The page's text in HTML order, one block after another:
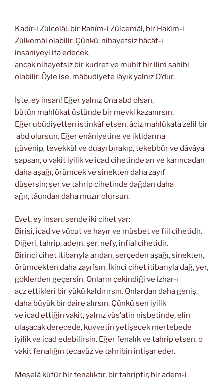
Kadîr-i Zülcelâl, bir Rahîm-i Zülcemâl, bir Hakîm-i
Zülkemâl olabilir. Çünkü, nihayetsiz hâcât-ı
insaniyeyi ifa edecek,
ancak nihayetsiz bir kudret ve muhit bir ilim sahibi
olabilir. Öyle ise, mâbudiyete lâyık yalnız O’dur.
İşte, ey insan! Eğer yalnız Ona abd olsan,
bütün mahlûkat üstünde bir mevki kazanırsın.
Eğer ubûdiyetten istinkâf etsen, âciz mahlûkata zelil bir
abd olursun. Eğer enâniyetine ve iktidarına
güvenip, tevekkül ve duayı bırakıp, tekebbür ve dâvâya
sapsan, o vakit iyilik ve icad cihetinde arı ve karıncadan
daha aşağı, örümcek ve sinekten daha zayıf
düşersin; şer ve tahrip cihetinde dağdan daha
ağır, tâundan daha muzır olursun.
Evet, ey insan, sende iki cihet var:
Birisi, icad ve vücut ve hayır ve müsbet ve fiil cihetidir.
Diğeri, tahrip, adem, şer, nefy, infial cihetidir.
Birinci cihet itibarıyla arıdan, serçeden aşağı, sinekten,
örümcekten daha zayıfsın. İkinci cihet itibarıyla dağ, yer,
göklerden geçersin. Onların çekindiği ve izhar-ı
acz ettikleri bir yükü kaldırırsın. Onlardan daha geniş,
daha büyük bir daire alırsın. Çünkü sen iyilik
ve icad ettiğin vakit, yalnız vüs’atin nisbetinde, elin
ulaşacak derecede, kuvvetin yetişecek mertebede
iyilik ve icad edebilirsin. Eğer fenalık ve tahrip etsen, o
vakit fenalığın tecavüz ve tahribin intişar eder.
Meselâ küfür bir fenalıktır, bir tahriptir, bir adem-i